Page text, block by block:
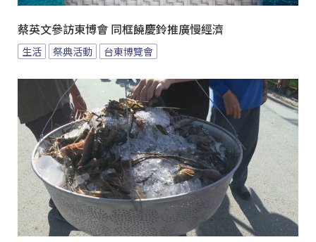
蔡英文參訪東博會 同框饒慶鈴推廣慢經濟
生活 祭典活動 台東博覽會